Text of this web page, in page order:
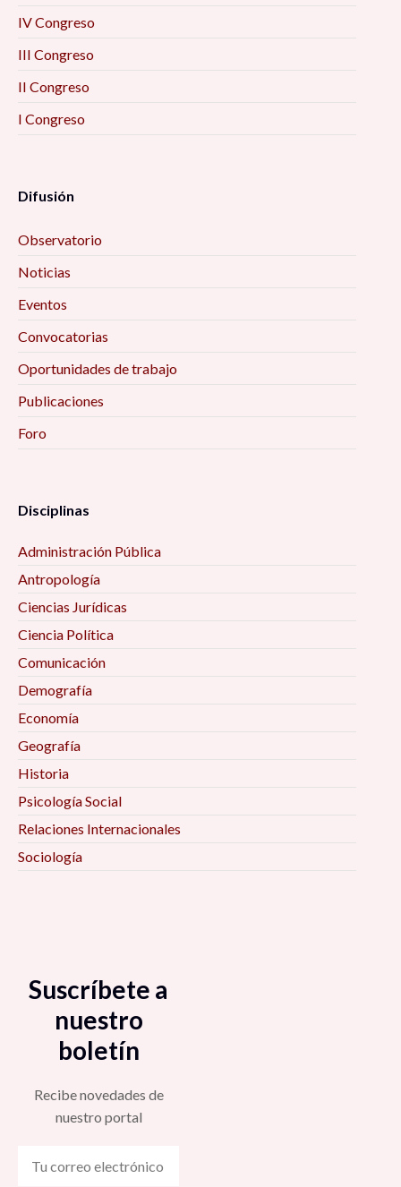
IV Congreso
III Congreso
II Congreso
I Congreso
Difusión
Observatorio
Noticias
Eventos
Convocatorias
Oportunidades de trabajo
Publicaciones
Foro
Disciplinas
Administración Pública
Antropología
Ciencias Jurídicas
Ciencia Política
Comunicación
Demografía
Economía
Geografía
Historia
Psicología Social
Relaciones Internacionales
Sociología
Suscríbete a
nuestro
boletín
Recibe novedades de
nuestro portal